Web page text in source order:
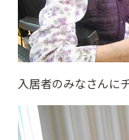
入居者のみなさんに